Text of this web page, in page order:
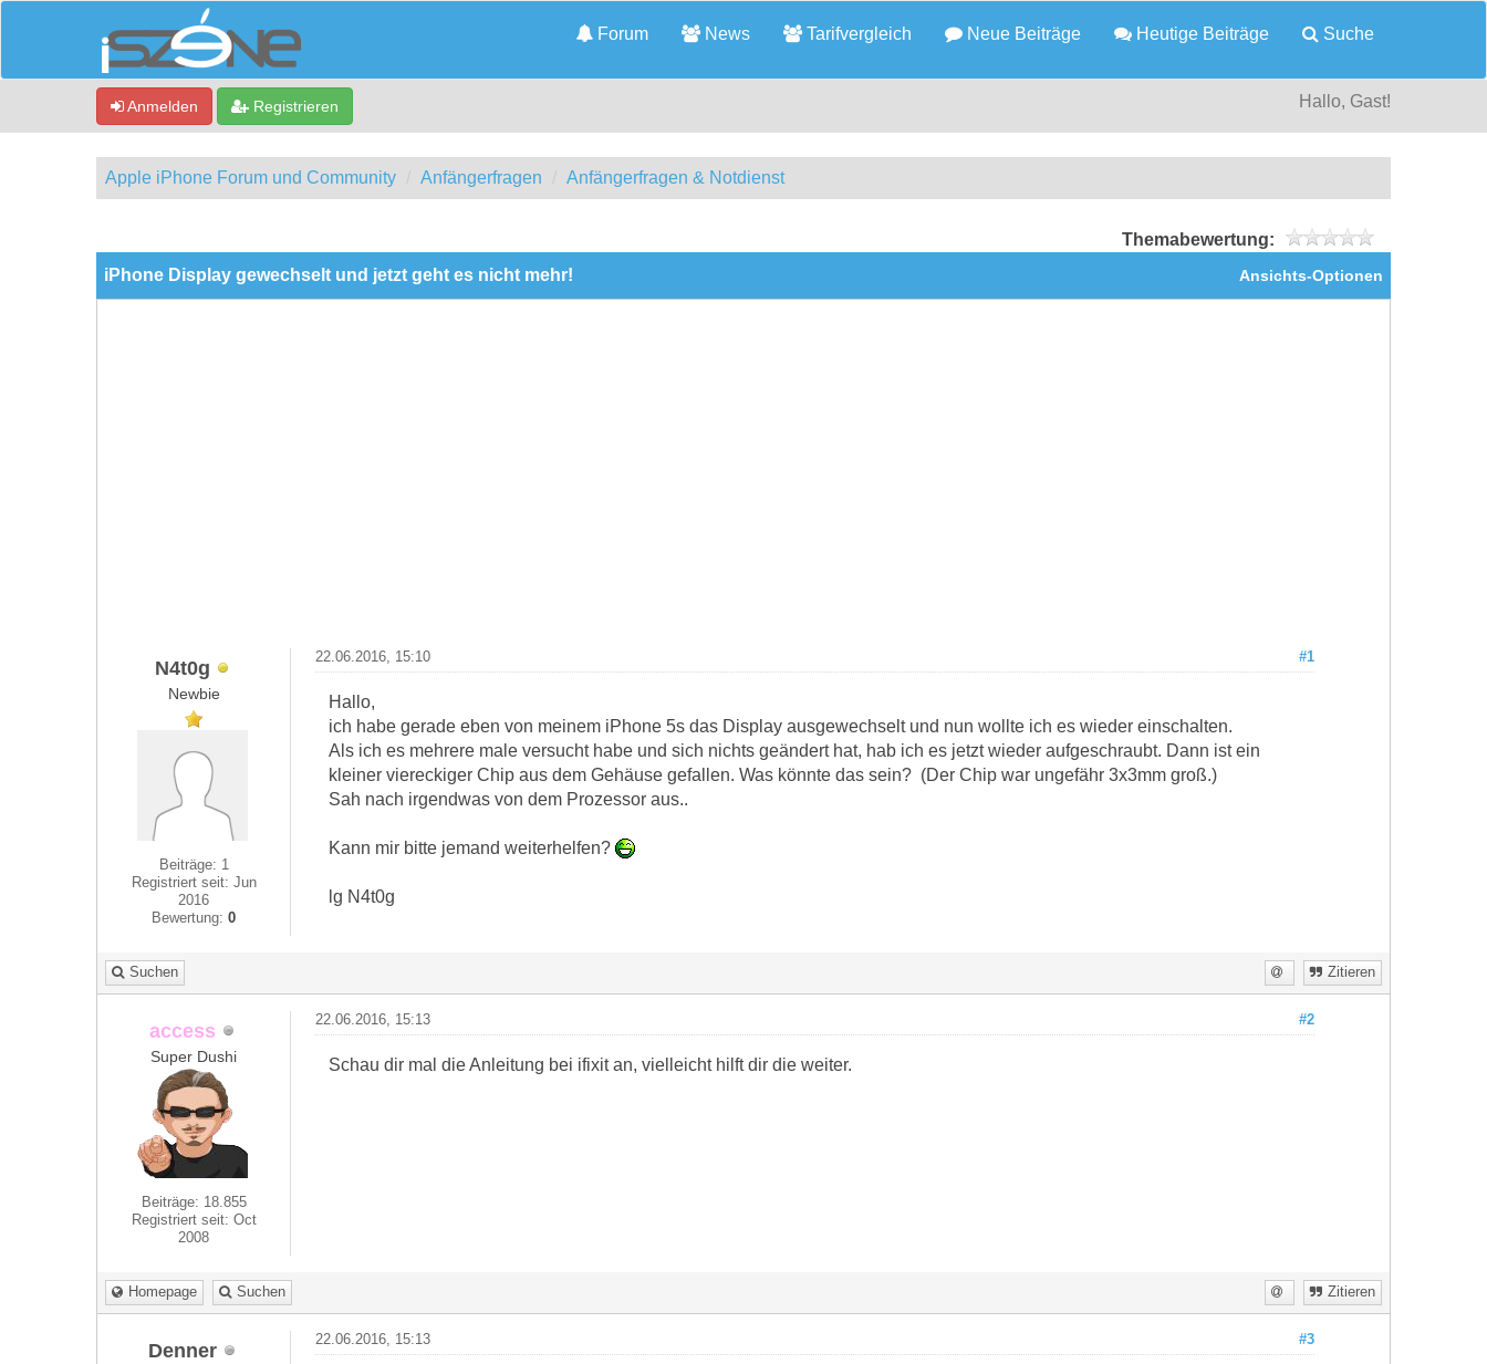
Forum News Tarifvergleich Neue Beiträge Heutige Beiträge Suche
Anmelden Registrieren Hallo, Gast!
Apple iPhone Forum und Community Anfängerfragen Anfängerfragen & Notdienst
Themabewertung:
Ansichts-Optionen
iPhone Display gewechselt und jetzt geht es nicht mehr!
N4t0g
Newbie
Beiträge: 1
Registriert seit: Jun
2016
Bewertung:0
#1
22.06.2016, 15:10
Hallo,
ich habe gerade eben von meinem iPhone 5s das Display ausgewechselt und nun wollte ich es wieder einschalten.
Als ich es mehrere male versucht habe und sich nichts geändert hat, hab ich es jetzt wieder aufgeschraubt. Dann ist ein
kleiner viereckiger Chip aus dem Gehäuse gefallen. Was könnte das sein? (Der Chip war ungefähr 3x3mm groß.)
Sah nach irgendwas von dem Prozessor aus..
Kann mir bitte jemand weiterhelfen?
lg N4t0g
Suchen Zitieren
access
Super Dushi
Beiträge: 18.855
Registriert seit: Oct
2008
#2
22.06.2016, 15:13
Schau dir mal die Anleitung bei ifixit an, vielleicht hilft dir die weiter.
Homepage Suchen Zitieren
Denner #3
22.06.2016, 15:13